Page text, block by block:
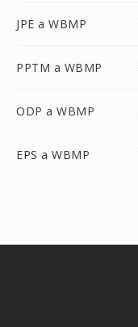
JPE a WBMP
PPTM a WBMP
ODP a WBMP
EPS a WBMP